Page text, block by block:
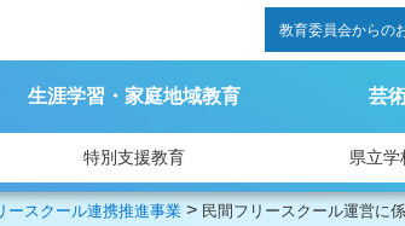
教育委員会からの
生涯学習・家庭地域教育 芸
特別支援教育 県立学
ースクール連携推進事業 > 民間フリースクール運営に